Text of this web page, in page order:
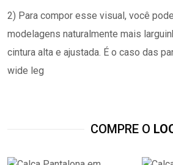
2) Para compor esse visual, você
modelagens naturalmente mais
cintura alta e ajustada. É o caso das
wide leg
COMPRE O